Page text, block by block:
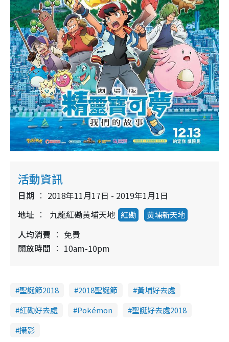
活動資訊
日期
2018年11月17日 - 2019年1月1日
地址
九龍紅磡黃埔天地 紅磡 黃埔新天地
人均消費
免費
開放時間
10am-10pm
聖誕節2018 2018聖誕節
黃埔好去處
紅磡好去處
Pokémon
聖誕好去處2018
攝影